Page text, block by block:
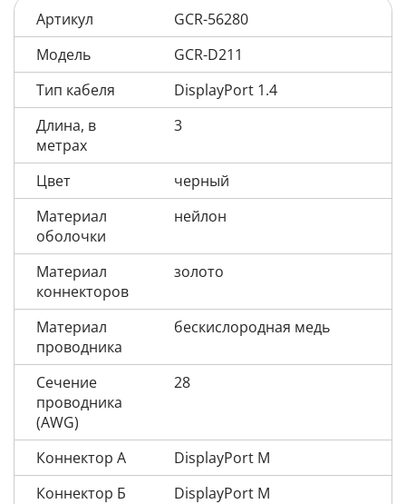
Артикул
GCR-56280
Модель
GCR-D211
Тип кабеля
DisplayPort 1.4
Длина, в
метрах
3
Цвет
черный
Материал
оболочки
нейлон
Материал
коннекторов
золото
Материал
проводника
бескислородная медь
Сечение
проводника
(AWG)
28
Коннектор А
DisplayPort M
Коннектор Б
DisplayPort M